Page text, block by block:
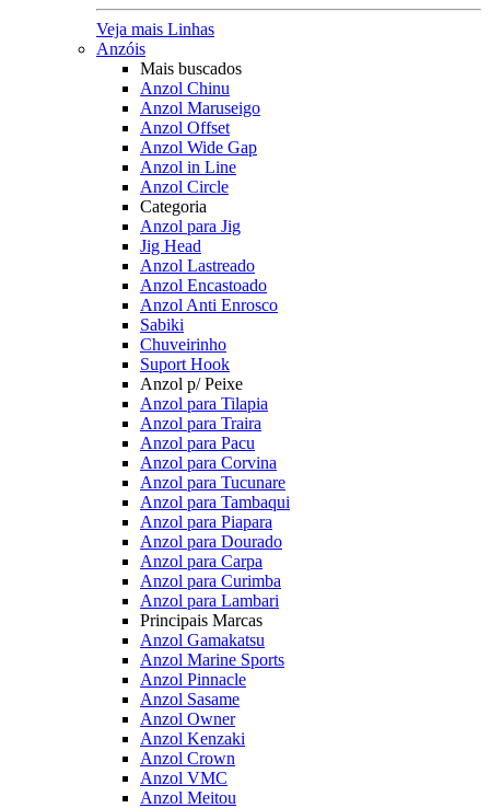
Veja mais Linhas
Anzóis
Mais buscados
Anzol Chinu
Anzol Maruseigo
Anzol Offset
Anzol Wide Gap
Anzol in Line
Anzol Circle
Categoria
Anzol para Jig
Jig Head
Anzol Lastreado
Anzol Encastoado
Anzol Anti Enrosco
Sabiki
Chuveirinho
Suport Hook
Anzol p/ Peixe
Anzol para Tilapia
Anzol para Traira
Anzol para Pacu
Anzol para Corvina
Anzol para Tucunare
Anzol para Tambaqui
Anzol para Piapara
Anzol para Dourado
Anzol para Carpa
Anzol para Curimba
Anzol para Lambari
Principais Marcas
Anzol Gamakatsu
Anzol Marine Sports
Anzol Pinnacle
Anzol Sasame
Anzol Owner
Anzol Kenzaki
Anzol Crown
Anzol VMC
Anzol Meitou